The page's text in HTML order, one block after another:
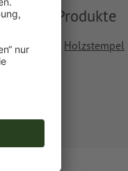
Produkte
Printy Holzstempel